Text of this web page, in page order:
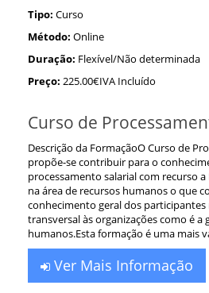
Tipo: Curso
Método: Online
Duração: Flexível/Não determinada
Preço: 225.00€IVA Incluído
Curso de
Descrição da FormaçãoO Curso de
propõe-se contribuir para o
processamento salarial com recurso a
na área de recursos humanos o que
conhecimento geral dos
transversal às organizações como é a
humanos.Esta formação é uma mais
Ver Mais Informação